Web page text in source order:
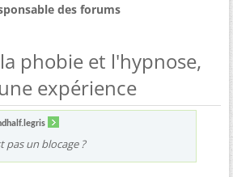
des forums
la phobie et l'hypnose,
expérience
pas un blocage ?